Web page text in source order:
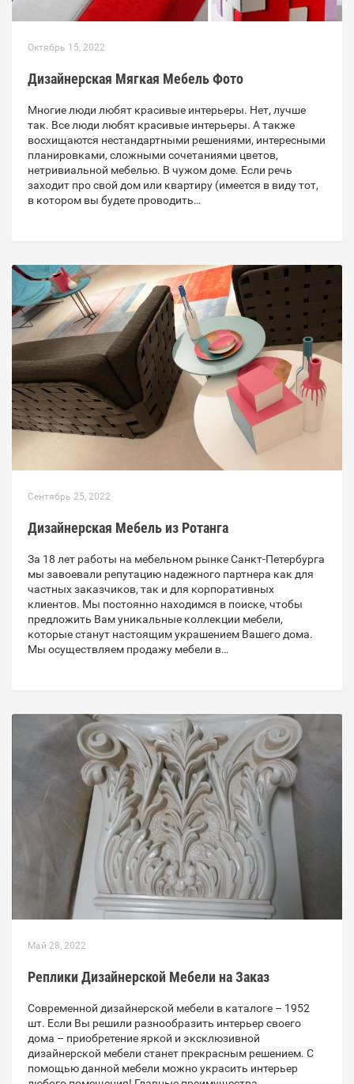
Октябрь 15, 2022
Дизайнерская Мягкая Мебель Фото
Многие люди любят красивые интерьеры. Нет, лучше
так. Все люди любят красивые интерьеры. А также
восхищаются нестандартными решениями, интересными
планировками, сложными сочетаниями цветов,
нетривиальной мебелью. В чужом доме. Если речь
заходит про свой дом или квартиру (имеется в виду тот,
в котором вы будете проводить…
Сентябрь 25, 2022
Дизайнерская Мебель из Ротанга
За 18 лет работы на мебельном рынке Санкт-Петербурга
мы завоевали репутацию надежного партнера как для
частных заказчиков, так и для корпоративных
клиентов. Мы постоянно находимся в поиске, чтобы
предложить Вам уникальные коллекции мебели,
которые станут настоящим украшением Вашего дома.
Мы осуществляем продажу мебели в…
Май 28, 2022
Реплики Дизайнерской Мебели на Заказ
Современной дизайнерской мебели в каталоге – 1952
шт. Если Вы решили разнообразить интерьер своего
дома – приобретение яркой и эксклюзивной
дизайнерской мебели станет прекрасным решением. С
помощью данной мебели можно украсить интерьер